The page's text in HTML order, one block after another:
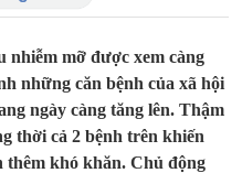
nhiễm mỡ được xem càng
những căn bệnh của xã hội
ngày càng tăng lên. Thậm
thời cả 2 bệnh trên khiến
thêm khó khăn. Chủ động